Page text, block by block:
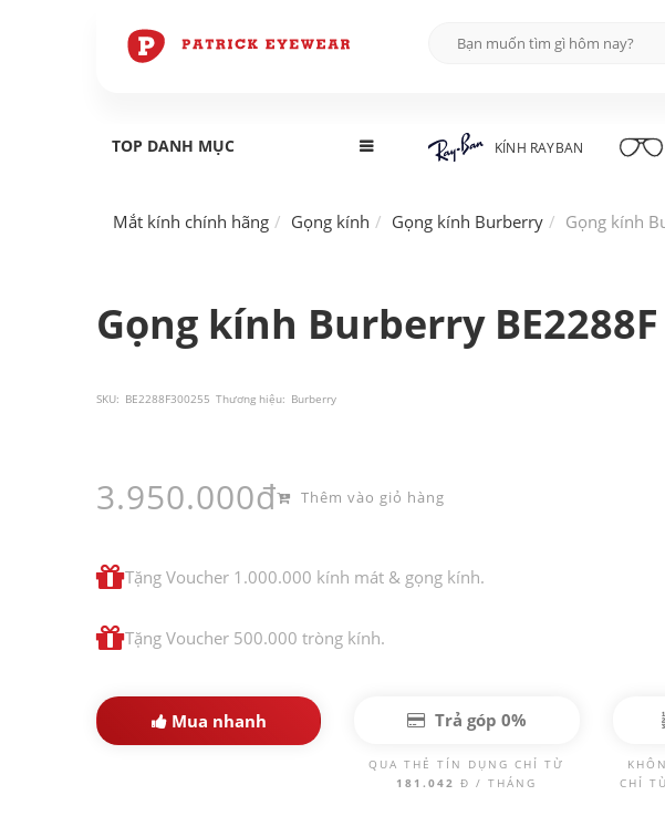
TOP DANH MỤC KÍNH RAYBAN
Mắt kính chính hãng Gọng kính Gọng kính Burberry Gọng kính
Gọng kính Burberry
SKU: BE2288F300255 Thương hiệu: Burberry
3.950.000đ Thêm vào giỏ hàng
Tặng Voucher 1.000.000 kính mát & gọng kính.
Tặng Voucher 500.000 tròng kính.
Mua nhanh Trả góp 0%
QUA THẺ TÍN DỤNG CHỈ TỪ
181.042Đ / THÁNG
CHỈ